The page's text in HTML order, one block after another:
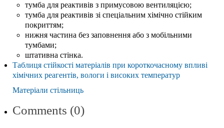
тумба для реактивів з примусовою вентиляцією;
тумба для реактивів зі спеціальним хімічно стійким
покриттям;
нижня частина без заповнення або з мобільними
тумбами;
штативна стінка.
Таблиця стійкості матеріалів при короткочасному впливі
хімічних реагентів, вологи і високих температур
Матеріали стільниць
Comments (0)